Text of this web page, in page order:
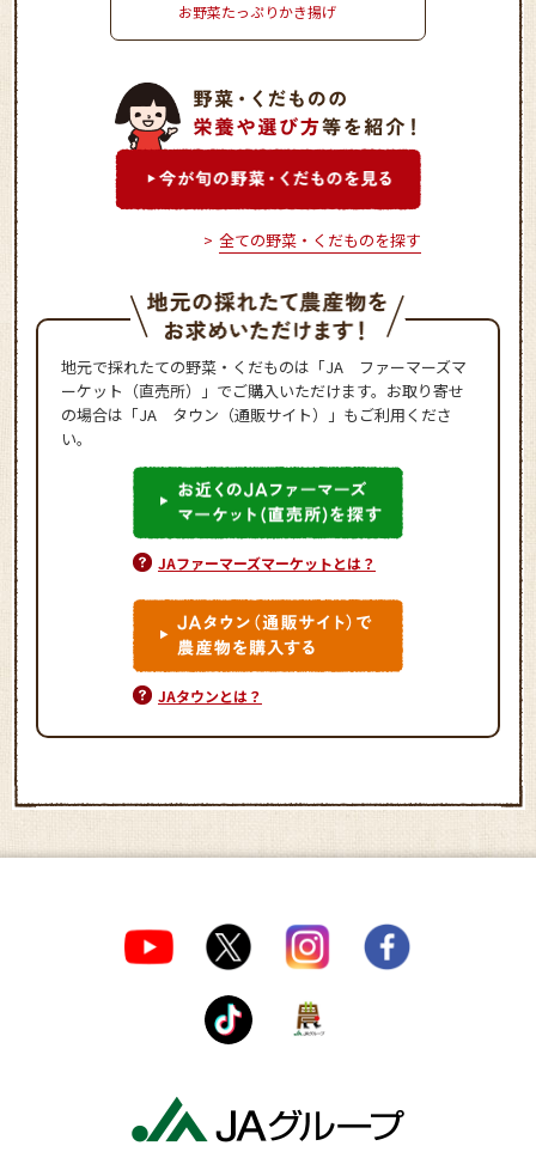
お野菜たっぷりかき揚げ
とうもろこしとハムの
風炒めごはん
全ての野菜・くだものを探す
地元で採れたての野菜・くだものは「JA ファーマーズマ
ーケット（直売所）」でご購入いただけます。お取り寄せ
の場合は「JA タウン（通販サイト）」もご利用くださ
い。
JAファーマーズマーケットとは？
JAタウンとは？